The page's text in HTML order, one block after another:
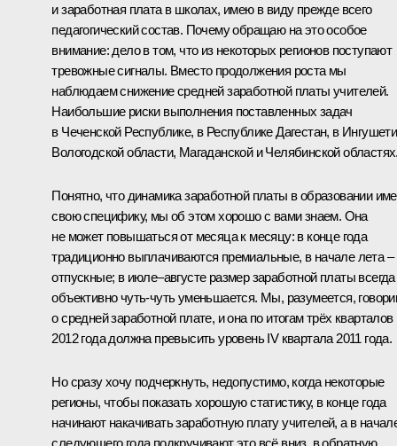
и заработная плата в школах, имею в виду прежде всего
педагогический состав. Почему обращаю на это особое
внимание: дело в том, что из некоторых регионов поступают
тревожные сигналы. Вместо продолжения роста мы
наблюдаем снижение средней заработной платы учителей.
Наибольшие риски выполнения поставленных задач
в Чеченской Республике, в Республике Дагестан, в
Вологодской области, Магаданской и Челябинской
Понятно, что динамика заработной платы в образовании
свою специфику, мы об этом хорошо с вами знаем. Она
не может повышаться от месяца к месяцу: в конце года
традиционно выплачиваются премиальные, в начале лета –
отпускные; в июле–августе размер заработной платы всегда
объективно чуть-чуть уменьшается. Мы, разумеется,
о средней заработной плате, и она по итогам трёх кварталов
2012 года должна превысить уровень IV квартала 2011 года.
Но сразу хочу подчеркнуть, недопустимо, когда некоторые
регионы, чтобы показать хорошую статистику, в конце года
начинают накачивать заработную плату учителей, а в
следующего года подкручивают это всё вниз, в обратную